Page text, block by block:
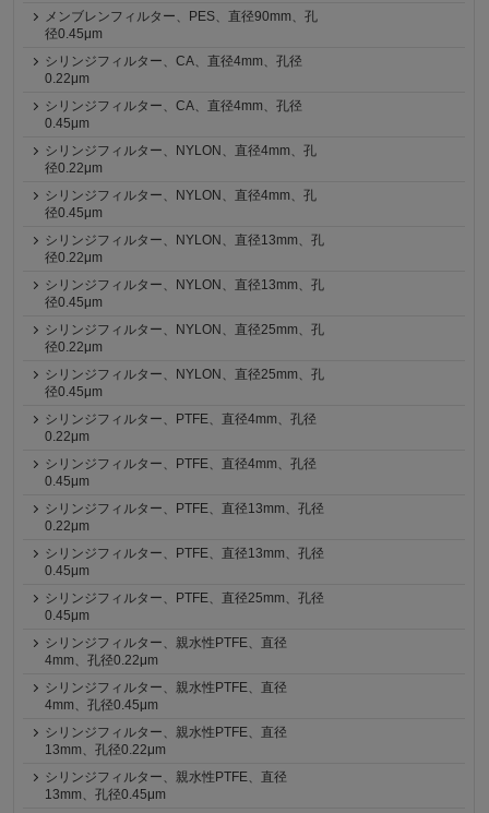
メンブレンフィルター、PES、直径90mm、孔
径0.45μm
シリンジフィルター、CA、直径4mm、孔径
0.22μm
シリンジフィルター、CA、直径4mm、孔径
0.45μm
シリンジフィルター、NYLON、直径4mm、孔
径0.22μm
シリンジフィルター、NYLON、直径4mm、孔
径0.45μm
シリンジフィルター、NYLON、直径13mm、孔
径0.22μm
シリンジフィルター、NYLON、直径13mm、孔
径0.45μm
シリンジフィルター、NYLON、直径25mm、孔
径0.22μm
シリンジフィルター、NYLON、直径25mm、孔
径0.45μm
シリンジフィルター、PTFE、直径4mm、孔径
0.22μm
シリンジフィルター、PTFE、直径4mm、孔径
0.45μm
シリンジフィルター、PTFE、直径13mm、孔径
0.22μm
シリンジフィルター、PTFE、直径13mm、孔径
0.45μm
シリンジフィルター、PTFE、直径25mm、孔径
0.45μm
シリンジフィルター、親水性PTFE、直径
4mm、孔径0.22μm
シリンジフィルター、親水性PTFE、直径
4mm、孔径0.45μm
シリンジフィルター、親水性PTFE、直径
13mm、孔径0.22μm
シリンジフィルター、親水性PTFE、直径
13mm、孔径0.45μm